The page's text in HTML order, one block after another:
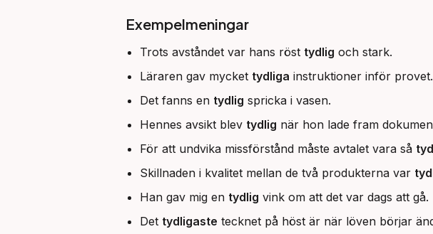
Exempelmeningar
Trots avståndet var hans röst tydlig och stark.
Läraren gav mycket tydliga instruktioner inför provet.
Det fanns en tydlig spricka i vasen.
Hennes avsikt blev tydlig när hon lade fram
För att undvika missförstånd måste avtalet vara så
Skillnaden i kvalitet mellan de två produkterna var
Han gav mig en tydlig vink om att det var dags att gå.
Det tydligaste tecknet på höst är när löven börjar